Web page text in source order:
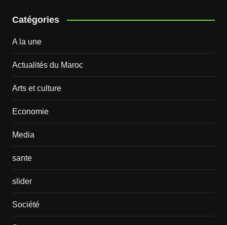
Catégories
A la une
Actualités du Maroc
Arts et culture
Economie
Media
sante
slider
Société